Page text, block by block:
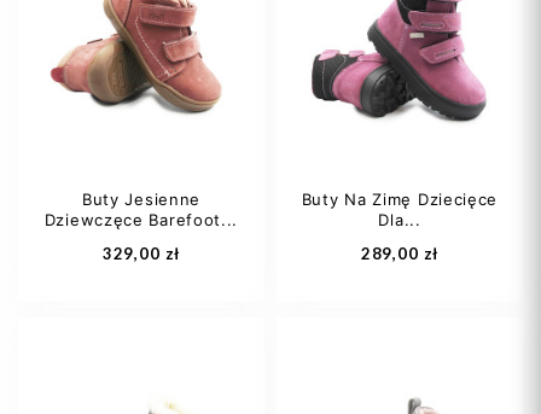
22
24
Dodaj do koszyka
21
23
24 +1
Dodaj do koszyka
Buty Jesienne
Dziewczęce Barefoot...
329,00 zł
Buty Na Zimę Dziecięce
Dla...
289,00 zł